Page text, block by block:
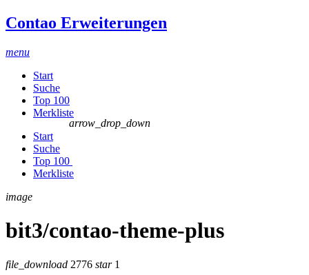
Contao Erweiterungen
menu
Start
Suche
Top 100
Merkliste
Start
Suche
Top 100
arrow_drop_down
Merkliste
image
bit3/contao-theme-plus
file_download 2776 star1